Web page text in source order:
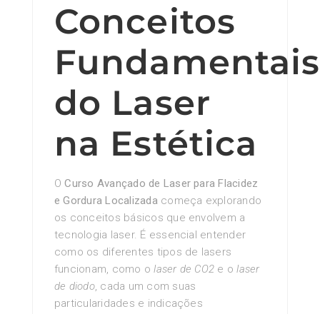
Conceitos
Fundamentais
do Laser
na Estética
OCurso Avançado de Laser para Flacidez
e Gordura Localizada começa explorando
os conceitos básicos que envolvem a
tecnologia laser. É essencial entender
como os diferentes tipos de lasers
funcionam, como olaser de CO2 e olaser
de diodo, cada um com suas
particularidades e indicações